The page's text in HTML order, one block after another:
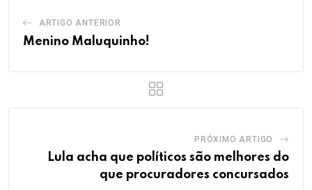
ARTIGO ANTERIOR
Menino Maluquinho!
PRÓXIMO ARTIGO
Lula acha que políticos são melhores do
que procuradores concursados